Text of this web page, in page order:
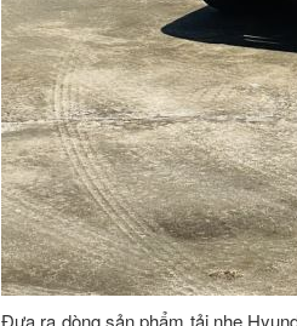
Đưa ra dòng sản phẩm tải nhẹ